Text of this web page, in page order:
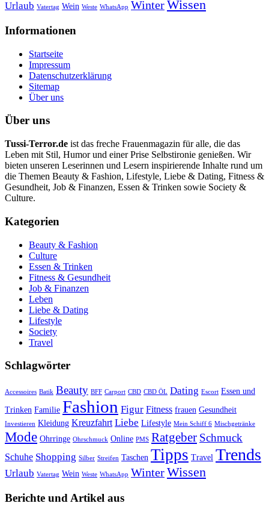
Urlaub Vatertag Wein Weste WhatsApp WinterWissen
Informationen
Startseite
Impressum
Datenschutzerklärung
Sitemap
Über uns
Über uns
Tussi-Terror.de ist das freche Frauenmagazin für alle, die das
Leben mit Stil, Humor und einer Prise Selbstironie genießen. Wir
bieten unseren Leserinnen und Lesern inspirierende Inhalte rund um
die Themen Beauty & Fashion, Lifestyle, Liebe & Dating, Fitness &
Gesundheit, Job & Finanzen, Essen & Trinken sowie Society &
Culture.
Kategorien
Beauty & Fashion
Culture
Essen & Trinken
Fitness & Gesundheit
Job & Finanzen
Leben
Liebe & Dating
Lifestyle
Society
Travel
Schlagwörter
Accessoires Batik Beauty BFF Carport CBD CBD ÖL Dating Escort Essen und
Trinken Familie Fashion Figur Fitness frauen Gesundheit
Investieren Kleidung Kreuzfahrt Liebe Lifestyle Mein Schiff 6 Mischgetränke
Mode Ohrringe Ohrschmuck Online PMS Ratgeber Schmuck
Schuhe Shopping Silber Streifen Taschen Tipps Travel Trends
Urlaub Vatertag Wein Weste WhatsApp WinterWissen
Berichte und Artikel aus